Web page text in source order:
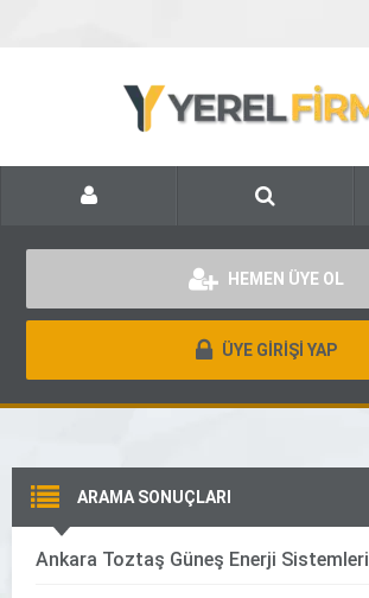
HEMEN ÜYE OL
ÜYE GİRİŞİ YAP
ARAMA SONUÇLARI
Ankara Toztaş Güneş Enerji Sistemleri